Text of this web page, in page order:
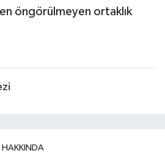
öngörülmeyen ortaklık
HAKKINDA